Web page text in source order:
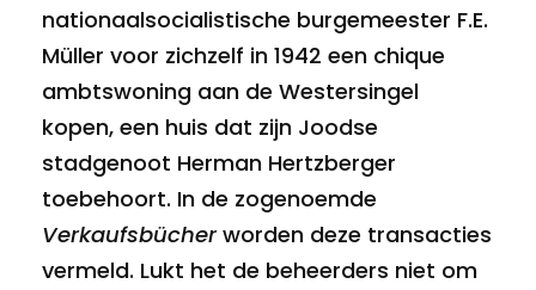
nationaalsocialistische burgemeester F.E.
Müller voor zichzelf in 1942 een chique
ambtswoning aan de Westersingel
kopen, een huis dat zijn Joodse
stadgenoot Herman Hertzberger
toebehoort. In de zogenoemde
Verkaufsbücherworden deze transacties
vermeld. Lukt het de beheerders niet om